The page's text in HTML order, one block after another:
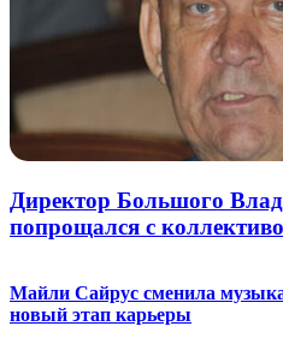
Директор Большого
попрощался с
Майли Сайрус сменила
новый этап карьеры